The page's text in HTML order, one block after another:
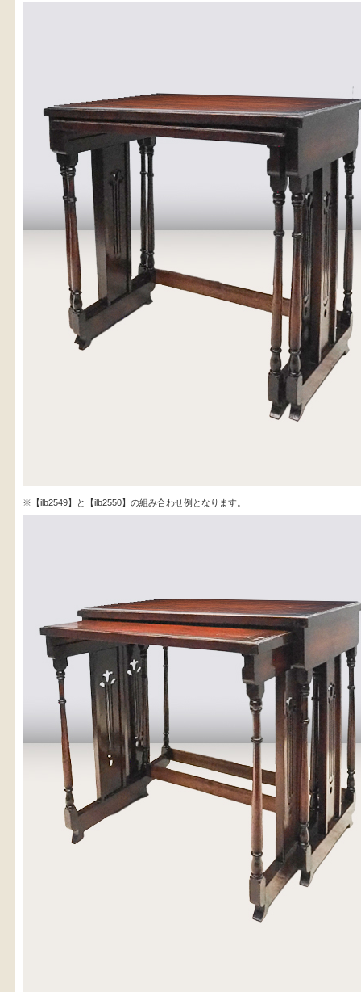
2471 2925 2990